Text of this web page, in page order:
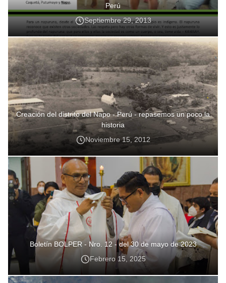
Perú
Septiembre 29, 2013
Creación del distrito del Napo - Perú - repasemos un poco la
historia
Noviembre 15, 2012
Boletín BOLPER - Nro. 12 - del 30 de mayo de 2023
Febrero 15, 2025